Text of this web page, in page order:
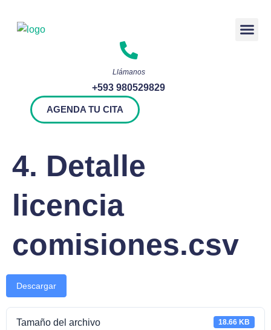
Llámanos
+593 980529829
AGENDA TU CITA
4. Detalle
licencia
comisiones.csv
Descargar
Tamaño del archivo 18.66 KB